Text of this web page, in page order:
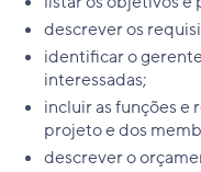
descrever os
identificar o
interessadas;
incluir as funções
projeto e dos
descrever o